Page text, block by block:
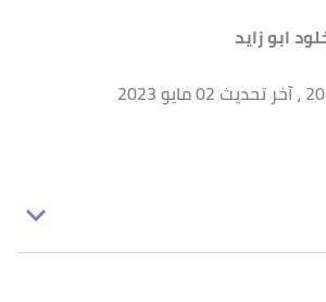
ابو زايد
، آخر تحديث 02 مايو 2023